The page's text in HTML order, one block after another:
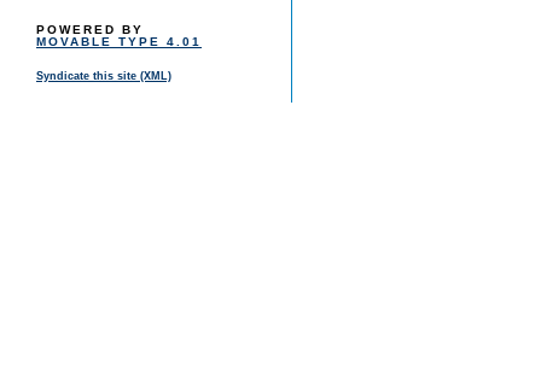
POWERED BY
MOVABLE TYPE 4.01
Syndicate this site (XML)